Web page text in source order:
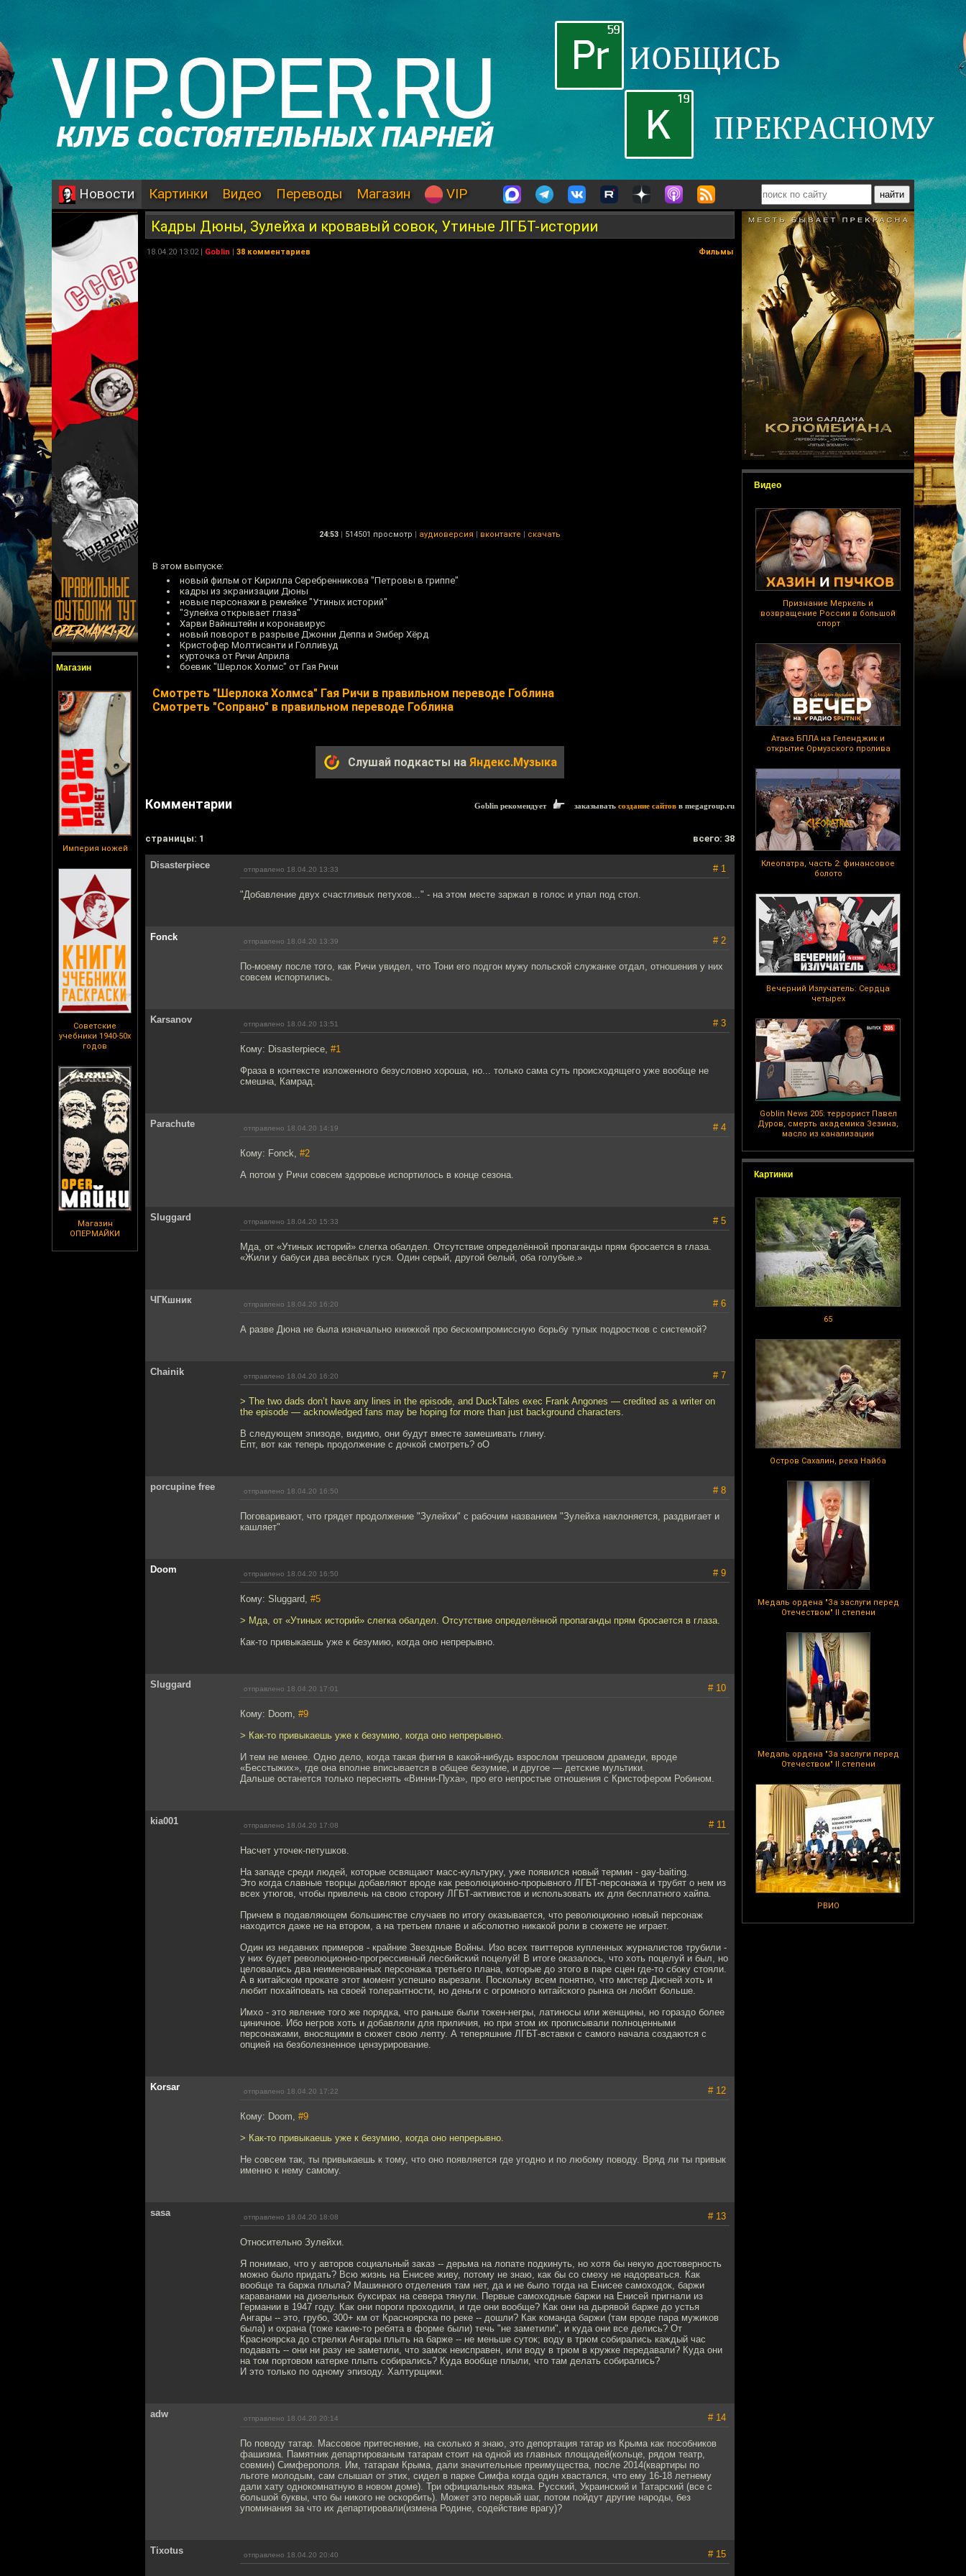
Новости Картинки Видео Переводы Магазин VIP
Магазин
Империя ножей
Советские
учебники 1940-50х
годов
Магазин
ОПЕРМАЙКИ
Видео
Признание Меркель и
возвращение России в большой
спорт
Атака БПЛА на Геленджик и
открытие Ормузского пролива
Клеопатра, часть 2: финансовое
болото
Вечерний Излучатель: Сердца
четырех
Goblin News 205: террорист Павел
Дуров, смерть академика Зезина,
масло из канализации
Картинки
65
Остров Сахалин, река Найба
Медаль ордена "За заслуги перед
Отечеством" II степени
Медаль ордена "За заслуги перед
Отечеством" II степени
РВИО
Кадры Дюны, Зулейха и кровавый совок, Утиные ЛГБТ-истории
18.04.20 13:02 | Goblin | 38 комментариев Фильмы
24:53 | 514501 просмотр | аудиоверсия | вконтакте | скачать
В этом выпуске:
новый фильм от Кирилла Серебренникова "Петровы в гриппе"
кадры из экранизации Дюны
новые персонажи в ремейке "Утиных историй"
"Зулейха открывает глаза"
Харви Вайнштейн и коронавирус
новый поворот в разрыве Джонни Деппа и Эмбер Хёрд
Кристофер Молтисанти и Голливуд
курточка от Ричи Априла
боевик "Шерлок Холмс" от Гая Ричи
Смотреть "Шерлока Холмса" Гая Ричи в правильном переводе Гоблина
Смотреть "Сопрано" в правильном переводе Гоблина
Слушай подкасты на Яндекс.Музыка
Комментарии Goblin рекомендует заказывать создание сайтов в megagroup.ru
cтраницы: 1 всего: 38
Disasterpiece отправлено 18.04.20 13:33 # 1
"Добавление двух счастливых петухов..." - на этом месте заржал в голос и упал под стол.
Fonck отправлено 18.04.20 13:39 # 2
По-моему после того, как Ричи увидел, что Тони его подгон мужу польской служанке отдал, отношения у них
совсем испортились.
Karsanov отправлено 18.04.20 13:51 # 3
Кому: Disasterpiece, #1
Фраза в контексте изложенного безусловно хороша, но... только сама суть происходящего уже вообще не
смешна, Камрад.
Parachute отправлено 18.04.20 14:19 # 4
Кому: Fonck, #2
А потом у Ричи совсем здоровье испортилось в конце сезона.
Sluggard отправлено 18.04.20 15:33 # 5
Мда, от «Утиных историй» слегка обалдел. Отсутствие определённой пропаганды прям бросается в глаза.
«Жили у бабуси два весёлых гуся. Один серый, другой белый, оба голубые.»
ЧГКшник отправлено 18.04.20 16:20 # 6
А разве Дюна не была изначально книжкой про бескомпромиссную борьбу тупых подростков с системой?
Chainik отправлено 18.04.20 16:20 # 7
> The two dads don’t have any lines in the episode, and DuckTales exec Frank Angones — credited as a writer on
the episode — acknowledged fans may be hoping for more than just background characters.
В следующем эпизоде, видимо, они будут вместе замешивать глину.
Епт, вот как теперь продолжение с дочкой смотреть? оО
porcupine free отправлено 18.04.20 16:50 # 8
Поговаривают, что грядет продолжение "Зулейхи" с рабочим названием "Зулейха наклоняется, раздвигает и
кашляет"
Doom отправлено 18.04.20 16:50 # 9
Кому: Sluggard, #5
> Мда, от «Утиных историй» слегка обалдел. Отсутствие определённой пропаганды прям бросается в глаза.
Как-то привыкаешь уже к безумию, когда оно непрерывно.
Sluggard отправлено 18.04.20 17:01 # 10
Кому: Doom, #9
> Как-то привыкаешь уже к безумию, когда оно непрерывно.
И тем не менее. Одно дело, когда такая фигня в какой-нибудь взрослом трешовом драмеди, вроде
«Бесстыжих», где она вполне вписывается в общее безумие, и другое — детские мультики.
Дальше останется только переснять «Винни-Пуха», про его непростые отношения с Кристофером Робином.
kia001 отправлено 18.04.20 17:08 # 11
Насчет уточек-петушков.
На западе среди людей, которые освящают масс-культурку, уже появился новый термин - gay-baiting.
Это когда славные творцы добавляют вроде как революционно-прорывного ЛГБТ-персонажа и трубят о нем из
всех утюгов, чтобы привлечь на свою сторону ЛГБТ-активистов и использовать их для бесплатного хайпа.
Причем в подавляющем большинстве случаев по итогу оказывается, что революционно новый персонаж
находится даже не на втором, а на третьем плане и абсолютно никакой роли в сюжете не играет.
Один из недавних примеров - крайние Звездные Войны. Изо всех твиттеров купленных журналистов трубили -
у них будет революционно-прогрессивный лесбийский поцелуй! В итоге оказалось, что хоть поцелуй и был, но
целовались два неименованных персонажа третьего плана, которые до этого в паре сцен где-то сбоку стояли.
А в китайском прокате этот момент успешно вырезали. Поскольку всем понятно, что мистер Дисней хоть и
любит похайповать на своей толерантности, но деньги с огромного китайского рынка он любит больше.
Имхо - это явление того же порядка, что раньше были токен-негры, латиносы или женщины, но гораздо более
циничное. Ибо негров хоть и добавляли для приличия, но при этом их прописывали полноценными
персонажами, вносящими в сюжет свою лепту. А теперяшние ЛГБТ-вставки с самого начала создаются с
опцией на безболезненное цензурирование.
Korsar отправлено 18.04.20 17:22 # 12
Кому: Doom, #9
> Как-то привыкаешь уже к безумию, когда оно непрерывно.
Не совсем так, ты привыкаешь к тому, что оно появляется где угодно и по любому поводу. Вряд ли ты привык
именно к нему самому.
sasa отправлено 18.04.20 18:08 # 13
Относительно Зулейхи.
Я понимаю, что у авторов социальный заказ -- дерьма на лопате подкинуть, но хотя бы некую достоверность
можно было придать? Всю жизнь на Енисее живу, потому не знаю, как бы со смеху не надорваться. Как
вообще та баржа плыла? Машинного отделения там нет, да и не было тогда на Енисее самоходок, баржи
караванами на дизельных буксирах на севера тянули. Первые самоходные баржи на Енисей пригнали из
Германии в 1947 году. Как они пороги проходили, и где они вообще? Как они на дырявой барже до устья
Ангары -- это, грубо, 300+ км от Красноярска по реке -- дошли? Как команда баржи (там вроде пара мужиков
была) и охрана (тоже какие-то ребята в форме были) течь "не заметили", и куда они все делись? От
Красноярска до стрелки Ангары плыть на барже -- не меньше суток; воду в трюм собирались каждый час
подавать -- они ни разу не заметили, что замок неисправен, или воду в трюм в кружке передавали? Куда они
на том портовом катерке плыть собирались? Куда вообще плыли, что там делать собирались?
И это только по одному эпизоду. Халтурщики.
adw отправлено 18.04.20 20:14 # 14
По поводу татар. Массовое притеснение, на сколько я знаю, это депортация татар из Крыма как пособников
фашизма. Памятник департированым татарам стоит на одной из главных площадей(кольце, рядом театр,
совмин) Симферополя. Им, татарам Крыма, дали значительные преимущества, после 2014(квартиры по
льготе молодым, сам слышал от этих, сидел в парке Симфа когда один хвастался, что ему 16-18 летнему
дали хату однокомнатную в новом доме). Три официальных языка. Русский, Украинский и Татарский (все с
большой буквы, что бы никого не оскорбить). Может это первый шаг, потом пойдут другие народы, без
упоминания за что их департировали(измена Родине, содействие врагу)?
Tixotus отправлено 18.04.20 20:40 # 15